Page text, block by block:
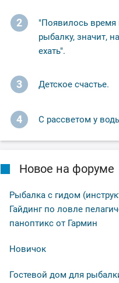
2
"Появилось время
рыбалку, значит,
ехать".
3 Детское счастье.
4 С рассветом у
Новое на форуме
Рыбалка с гидом
Гайдинг по ловле
паноптикс от Гармин
Новичок
Гостевой дом для